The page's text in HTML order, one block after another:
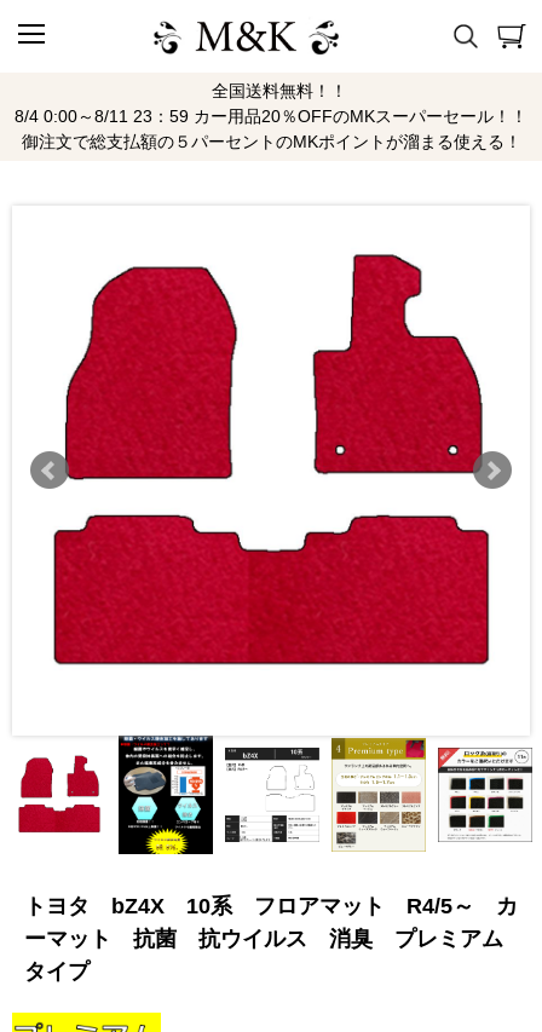
全国送料無料！！
8/4 0:00～8/11 23：59 カー用品20％OFFのMKスーパーセール！！
御注文で総支払額の５パーセントのMKポイントが溜まる使える！
トヨタ bZ4X 10系 フロアマット R4/5～ カ
ーマット 抗菌 抗ウイルス 消臭 プレミアム
タイプ